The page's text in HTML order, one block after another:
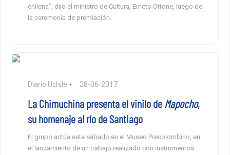
chilena”, dijo el ministro de Cultura, Erneto Ottone, luego de
la ceremonia de premiación.
Diario Uchile 28-06-2017
La Chimuchina presenta el vinilo de Mapocho,
su homenaje al río de Santiago
El grupo actúa este sábado en el Museo Precolombino, en
el lanzamiento de un trabajo realizado con instrumentos